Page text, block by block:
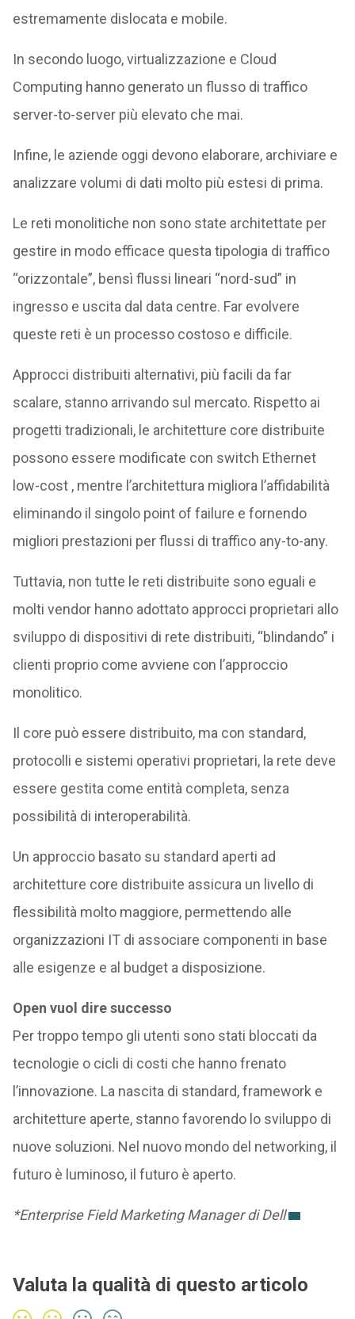
estremamente dislocata e mobile.
In secondo luogo, virtualizzazione e Cloud
Computing hanno generato un flusso di traffico
server-to-server più elevato che mai.
Infine, le aziende oggi devono elaborare, archiviare e
analizzare volumi di dati molto più estesi di prima.
Le reti monolitiche non sono state architettate per
gestire in modo efficace questa tipologia di traffico
“orizzontale”, bensì flussi lineari “nord-sud” in
ingresso e uscita dal data centre. Far evolvere
queste reti è un processo costoso e difficile.
Approcci distribuiti alternativi, più facili da far
scalare, stanno arrivando sul mercato. Rispetto ai
progetti tradizionali, le architetture core distribuite
possono essere modificate con switch Ethernet
low-cost , mentre l’architettura migliora l’affidabilità
eliminando il singolo point of failure e fornendo
migliori prestazioni per flussi di traffico any-to-any.
Tuttavia, non tutte le reti distribuite sono eguali e
molti vendor hanno adottato approcci proprietari allo
sviluppo di dispositivi di rete distribuiti, “blindando” i
clienti proprio come avviene con l’approccio
monolitico.
Il core può essere distribuito, ma con standard,
protocolli e sistemi operativi proprietari, la rete deve
essere gestita come entità completa, senza
possibilità di interoperabilità.
Un approccio basato su standard aperti ad
architetture core distribuite assicura un livello di
flessibilità molto maggiore, permettendo alle
organizzazioni IT di associare componenti in base
alle esigenze e al budget a disposizione.
Open vuol dire successo
Per troppo tempo gli utenti sono stati bloccati da
tecnologie o cicli di costi che hanno frenato
l’innovazione. La nascita di standard, framework e
architetture aperte, stanno favorendo lo sviluppo di
nuove soluzioni. Nel nuovo mondo del networking, il
futuro è luminoso, il futuro è aperto.
*Enterprise Field Marketing Manager di Dell
Valuta la qualità di questo articolo